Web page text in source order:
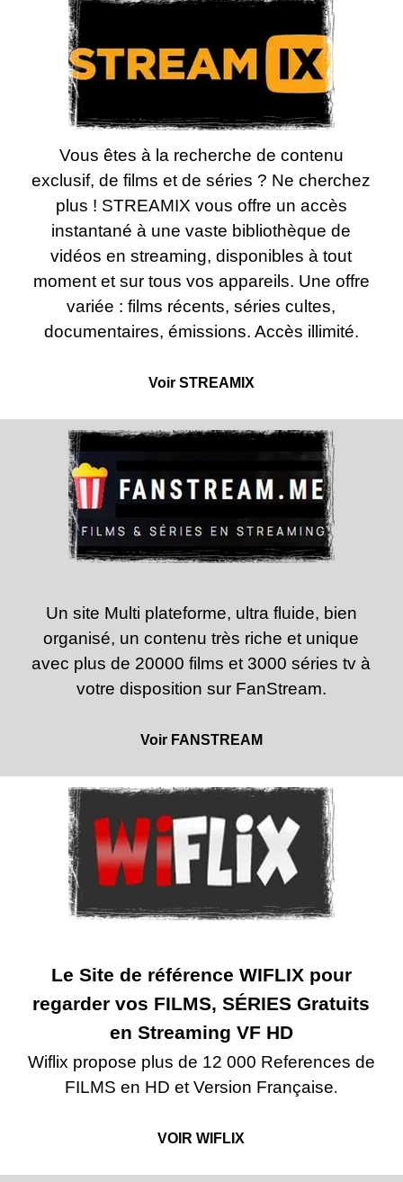
Vous êtes à la recherche de contenu
exclusif, de films et de séries ? Ne cherchez
plus ! STREAMIX vous offre un accès
instantané à une vaste bibliothèque de
vidéos en streaming, disponibles à tout
moment et sur tous vos appareils. Une offre
variée : films récents, séries cultes,
documentaires, émissions. Accès illimité.
Voir STREAMIX
Un site Multi plateforme, ultra fluide, bien
organisé, un contenu très riche et unique
avec plus de 20000 films et 3000 séries tv à
votre disposition sur FanStream.
Voir FANSTREAM
Le Site de référence WIFLIXpour
regarder vos FILMS, SÉRIES Gratuits
en Streaming VF HD
Wiflix propose plus de 12 000 References de
FILMS en HD et Version Française.
VOIR WIFLIX